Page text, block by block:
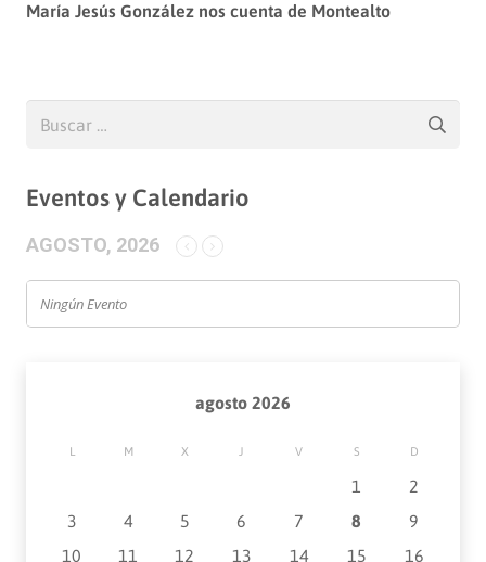
María Jesús González nos cuenta de Montealto
Eventos y Calendario
AGOSTO, 2026
Ningún Evento
agosto 2026
L M X J V S D
1
2
3
4 5 6 7 8
9
10
11 12 13 14 15 16